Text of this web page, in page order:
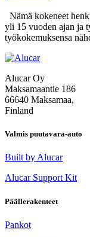
Nämä kokeneet
yli 15 vuoden ajan ja
työkokemuksensa
Alucar Oy
Maksamaantie 186
66640 Maksamaa,
Finland
Valmis puutavara-auto
Built by Alucar
Alucar Support Kit
Päällerakenteet
Pankot